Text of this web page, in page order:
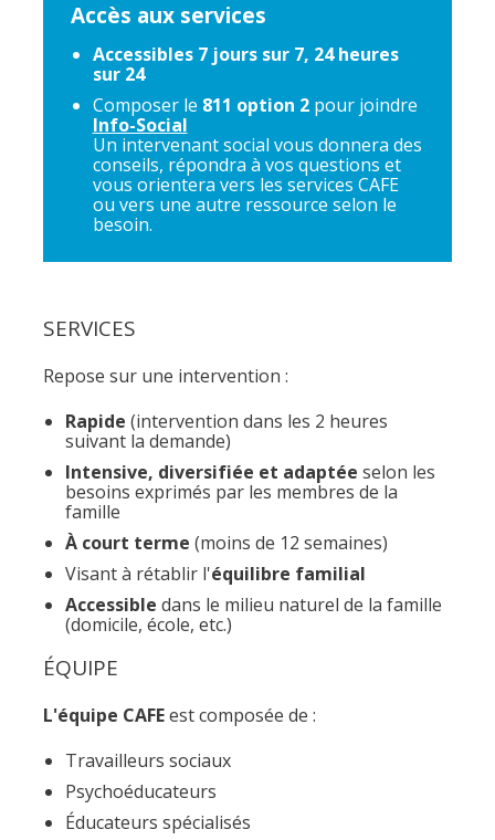
fenêtre
Rechercher
Accès aux services
Accessibles 7 jours sur 7, 24 heures
sur 24
Composer le 811 option 2pour joindre
Info-Social
Un intervenant social vous donnera des
conseils, répondra à vos questions et
vous orientera vers les services CAFE
ou vers une autre ressource selon le
besoin.
SERVICES
Repose sur une intervention :
Rapide (intervention dans les 2 heures
suivant la demande)
Intensive, diversifiée et adaptée selon les
besoins exprimés par les membres de la
famille
À court terme (moins de 12 semaines)
Visant à rétablir l'équilibre familial
Accessible dans le milieu naturel de la famille
(domicile, école, etc.)
ÉQUIPE
L'équipe CAFEest composée de :
Travailleurs sociaux
Psychoéducateurs
Éducateurs spécialisés